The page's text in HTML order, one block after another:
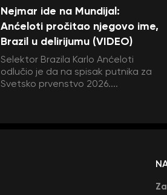
Nejmar ide na Mundijal:
Anćeloti pročitao njegovo ime,
Brazil u delirijumu (VIDEO)
Selektor Brazila Karlo Anćeloti
odlučio je da na spisak putnika za
Svetsko prvenstvo 2026....